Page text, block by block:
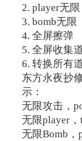
2. player无限
3. bomb无限
4. 全屏擦弹
5. 全屏收集
6. 转换所有
东方永夜抄
示：
无限攻击，
无限player，
无限Bomb，